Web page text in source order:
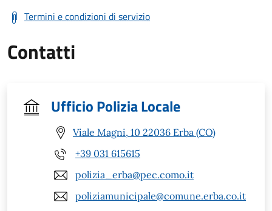
Termini e condizioni di servizio
Contatti
Ufficio Polizia Locale
Viale Magni, 10 22036 Erba (CO)
+39 031 615615
polizia_erba@pec.como.it
poliziamunicipale@comune.erba.co.it